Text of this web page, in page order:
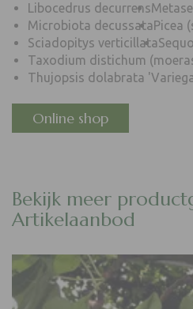
Libocedrus decurrens
Microbiota decussataPicea
Sciadopitys verticillata
Taxodium distichum
Thujopsis dolabrata
Online shop
Bekijk meer
Artikelaanbod